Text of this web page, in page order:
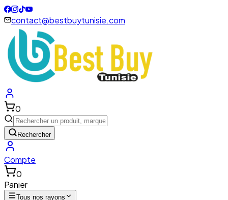
contact@bestbuytunisie.com
0
Rechercher
Compte
0
Panier
Tous nos rayons